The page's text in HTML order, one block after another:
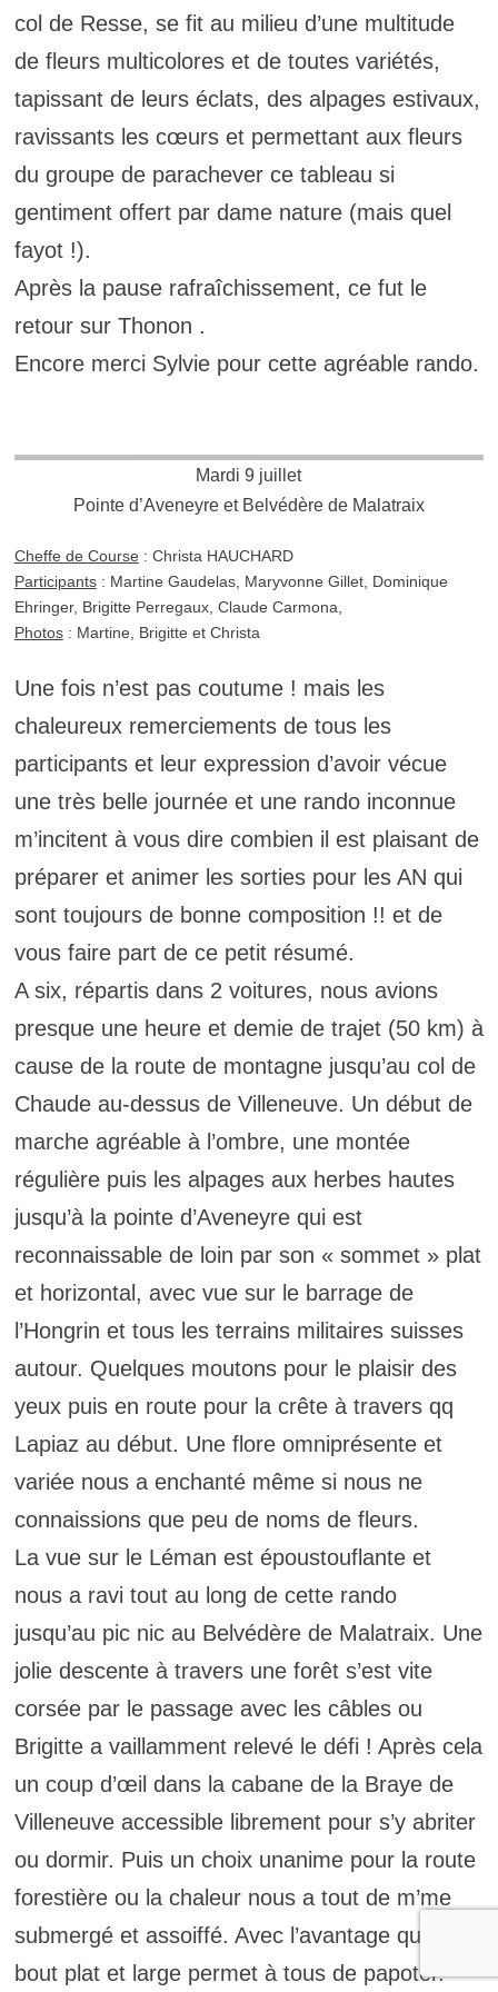
col de Resse, se fit au milieu d’une multitude
de fleurs multicolores et de toutes variétés,
tapissant de leurs éclats, des alpages estivaux,
ravissants les cœurs et permettant aux fleurs
du groupe de parachever ce tableau si
gentiment offert par dame nature (mais quel
fayot !).
Après la pause rafraîchissement, ce fut le
retour sur Thonon .
Encore merci Sylvie pour cette agréable rando.
Mardi 9 juillet
Pointe d’Aveneyre et Belvédère de Malatraix
Cheffe de Course : Christa HAUCHARD
Participants: Martine Gaudelas, Maryvonne Gillet, Dominique
Ehringer, Brigitte Perregaux, Claude Carmona,
Photos: Martine, Brigitte et Christa
Une fois n’est pas coutume ! mais les
chaleureux remerciements de tous les
participants et leur expression d’avoir vécue
une très belle journée et une rando inconnue
m’incitent à vous dire combien il est plaisant de
préparer et animer les sorties pour les AN qui
sont toujours de bonne composition !! et de
vous faire part de ce petit résumé.
A six, répartis dans 2 voitures, nous avions
presque une heure et demie de trajet (50 km) à
cause de la route de montagne jusqu’au col de
Chaude au-dessus de Villeneuve. Un début de
marche agréable à l’ombre, une montée
régulière puis les alpages aux herbes hautes
jusqu’à la pointe d’Aveneyre qui est
reconnaissable de loin par son « sommet » plat
et horizontal, avec vue sur le barrage de
l’Hongrin et tous les terrains militaires suisses
autour. Quelques moutons pour le plaisir des
yeux puis en route pour la crête à travers qq
Lapiaz au début. Une flore omniprésente et
variée nous a enchanté même si nous ne
connaissions que peu de noms de fleurs.
La vue sur le Léman est époustouflante et
nous a ravi tout au long de cette rando
jusqu’au pic nic au Belvédère de Malatraix. Une
jolie descente à travers une forêt s’est vite
corsée par le passage avec les câbles ou
Brigitte a vaillamment relevé le défi ! Après cela
un coup d’œil dans la cabane de la Braye de
Villeneuve accessible librement pour s’y abriter
ou dormir. Puis un choix unanime pour la route
forestière ou la chaleur nous a tout de m’me
submergé et assoiffé. Avec l’avantage qu’un
bout plat et large permet à tous de papoter.